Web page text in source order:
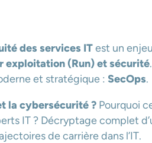
des services ITest un enjeu
exploitation (Run) et sécurité
et stratégique : SecOps.
la cybersécurité ? Pourquoi
IT ? Décryptage complet
de carrière dans l’IT.